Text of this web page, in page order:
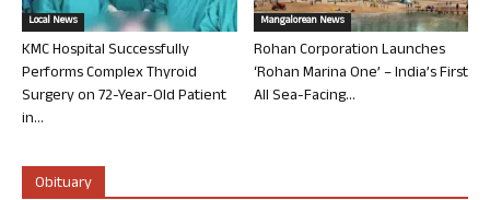
Local News
KMC Hospital Successfully
Performs Complex Thyroid
Surgery on 72-Year-Old Patient
in...
Mangalorean News
Rohan Corporation Launches
‘Rohan Marina One’ – India’s First
All Sea-Facing...
Obituary